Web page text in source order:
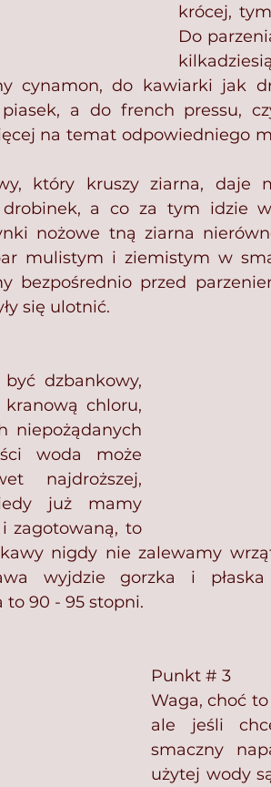
krócej,
Do
cynamon, do kawiarki jak
a do french pressu,
który kruszy ziarna, daje
drobinek, a co za tym idzie
nożowe tną ziarna
mulistym i ziemistym w
bezpośrednio przed
się ulotnić.⁣
dzbankowy,
chloru,
niepożądanych
woda może
najdroższej,
już mamy
zagotowaną, to
nigdy nie zalewamy
wyjdzie gorzka i płaska
90 - 95 stopni.⁣
Punkt # 3
Waga, choć
ale jeśli
smaczny
użytej wody